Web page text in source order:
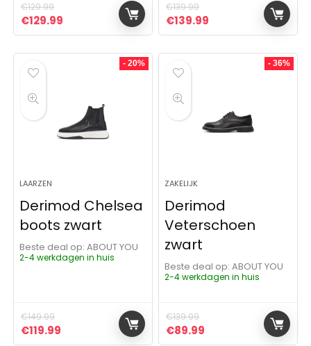
€129.99
Oorspronkelijke prijs was: €129.99.
€129.99 Huidige prijs is: €129.99.
€139.99
Oorspronkelijke prijs was:
€139.99 Huidige prijs is:
- 20%
LAARZEN
Derimod Chelsea
boots zwart
Beste deal op:
ABOUT YOU
2-4 werkdagen in huis
€149.99
Oorspronkelijke prijs was: €149.99.
€119.99 Huidige prijs is: €119.99.
- 36%
ZAKELIJK
Derimod
Veterschoen
zwart
Beste deal op:
ABOUT YOU
2-4 werkdagen in huis
€139.99
Oorspronkelijke prijs was:
€89.99 Huidige prijs is: